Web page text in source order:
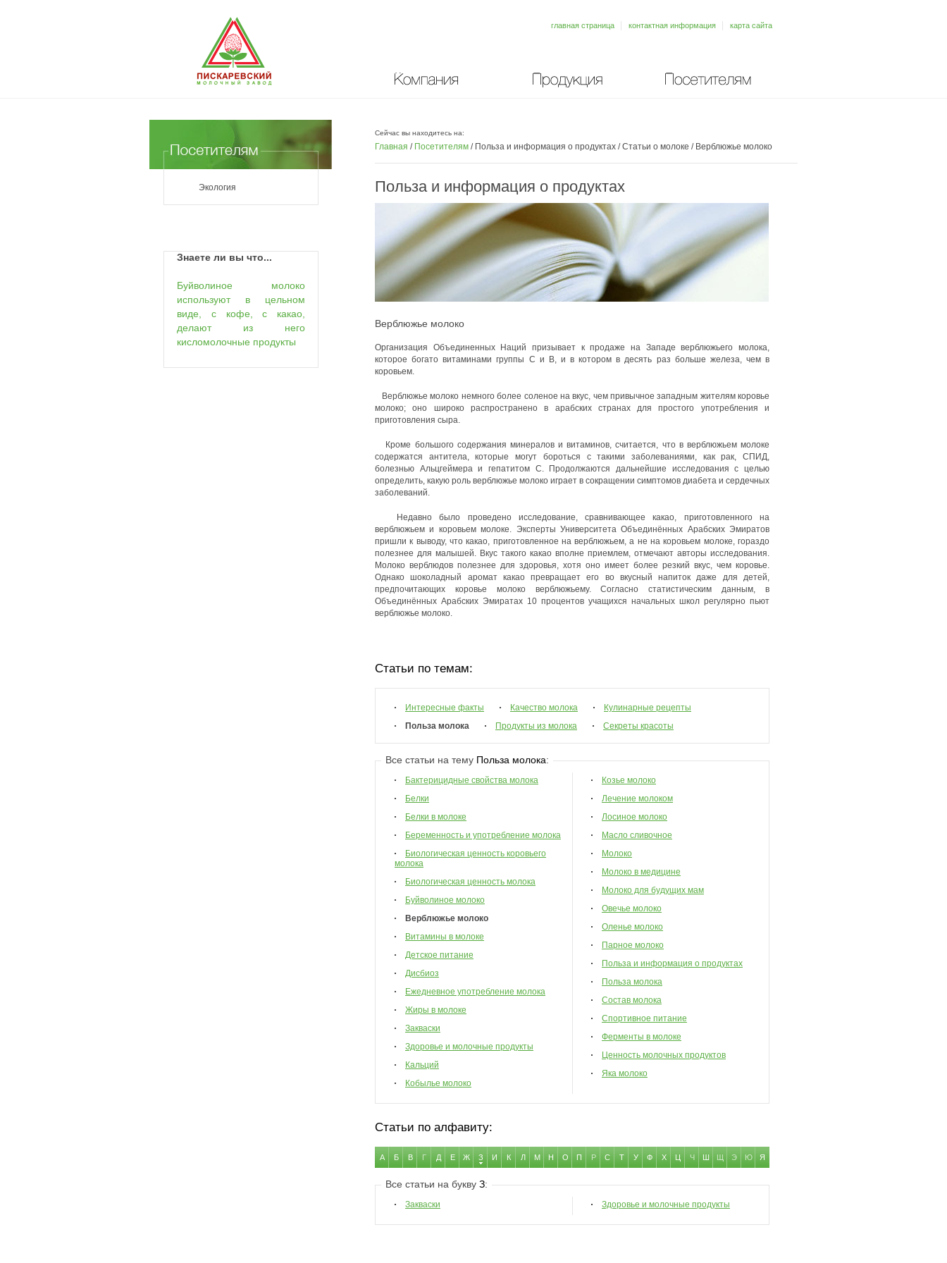
Компания Продукция Посетителям
главная страница контактная информация карта сайта
Экология
Знаете ли вы что...
Буйволиное молоко
используют в цельном
виде, с кофе, с какао,
делают из него
кисломолочные продукты
Сейчас вы находитесь на:
Главная / Посетителям / Польза и информация о продуктах /Статьи о молоке / Верблюжье молоко
Польза и информация о продуктах
Верблюжье молоко
Организация Объединенных Наций призывает к продаже на Западе верблюжьего молока,
которое богато витаминами группы С и В, и в котором в десять раз больше железа, чем в
коровьем.
Верблюжье молоко немного более соленое на вкус, чем привычное западным жителям коровье
молоко; оно широко распространено в арабских странах для простого употребления и
приготовления сыра.
Кроме большого содержания минералов и витаминов, считается, что в верблюжьем молоке
содержатся антитела, которые могут бороться с такими заболеваниями, как рак, СПИД,
болезнью Альцгеймера и гепатитом С. Продолжаются дальнейшие исследования с целью
определить, какую роль верблюжье молоко играет в сокращении симптомов диабета и сердечных
заболеваний.
Недавно было проведено исследование, сравнивающее какао, приготовленного на
верблюжьем и коровьем молоке. Эксперты Университета Объединённых Арабских Эмиратов
пришли к выводу, что какао, приготовленное на верблюжьем, а не на коровьем молоке, гораздо
полезнее для малышей. Вкус такого какао вполне приемлем, отмечают авторы исследования.
Молоко верблюдов полезнее для здоровья, хотя оно имеет более резкий вкус, чем коровье.
Однако шоколадный аромат какао превращает его во вкусный напиток даже для детей,
предпочитающих коровье молоко верблюжьему. Согласно статистическим данным, в
Объединённых Арабских Эмиратах 10 процентов учащихся начальных школ регулярно пьют
верблюжье молоко.
Статьи по темам:
Интересные факты Качество молока
Кулинарные рецепты
Польза молока
Продукты из молока Секреты красоты
Все статьи на тему Польза молока:
Бактерицидные свойства молока
Белки
Белки в молоке
Беременность и употребление молока
Биологическая ценность коровьего
молока
Биологическая ценность молока
Буйволиное молоко
Верблюжье молоко
Витамины в молоке
Детское питание
Дисбиоз
Ежедневное употребление молока
Жиры в молоке
Закваски
Здоровье и молочные продукты
Кальций
Кобылье молоко
Козье молоко
Лечение молоком
Лосиное молоко
Масло сливочное
Молоко
Молоко в медицине
Молоко для будущих мам
Овечье молоко
Оленье молоко
Парное молоко
Польза и информация о продуктах
Польза молока
Состав молока
Спортивное питание
Ферменты в молоке
Ценность молочных продуктов
Яка молоко
Статьи по алфавиту:
А Б В Г Д Е Ж З И К Л М Н О П Р С Т У Ф Х Ч Э Ю Я
Все статьи на букву З:
Закваски Здоровье и молочные продукты